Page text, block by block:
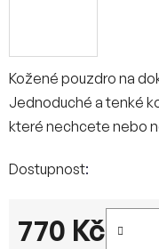
Kožené pouzdro na
Jednoduché a tenké
které nechcete nebo
Dostupnost
770 Kč